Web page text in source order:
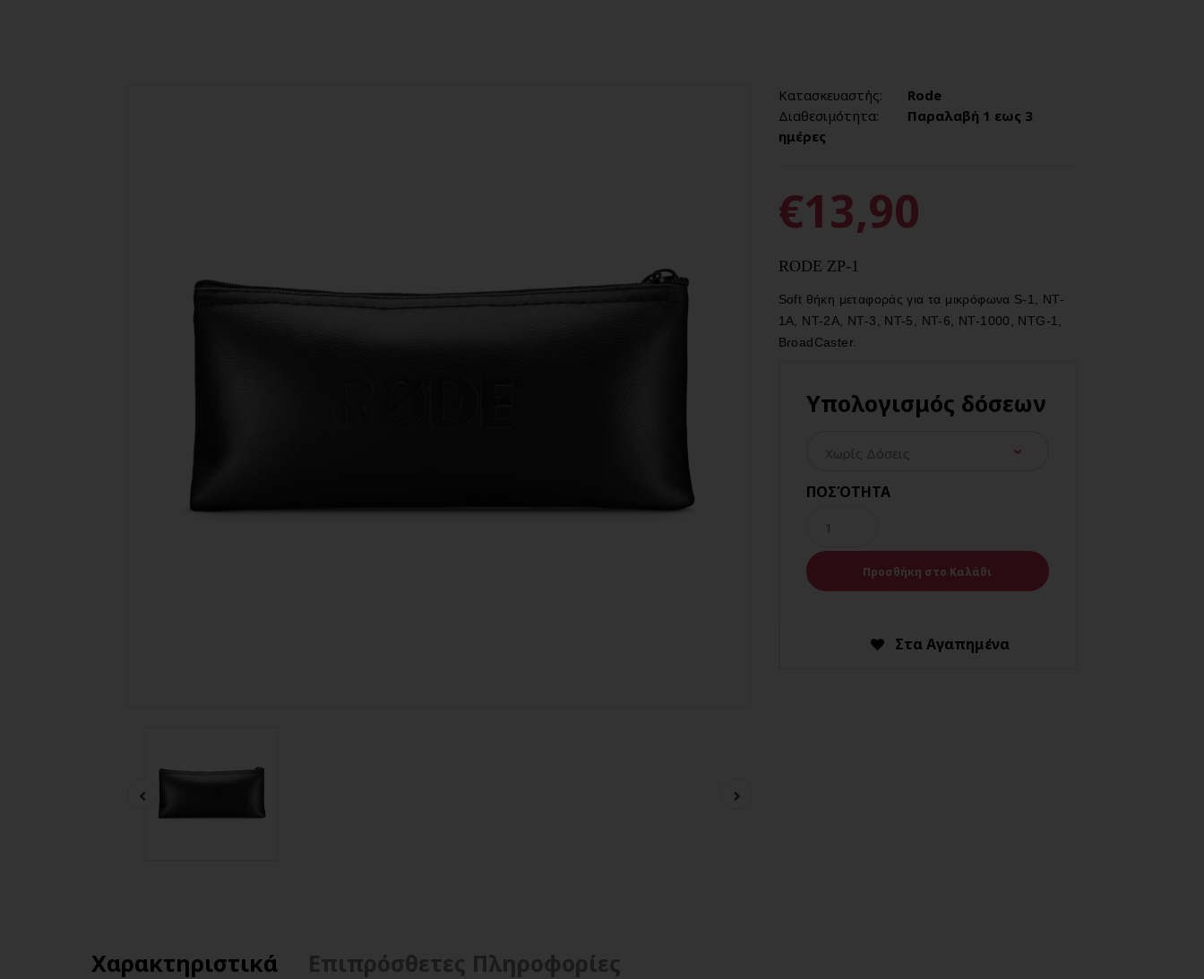
Κατασκευαστής:
Rode
Διαθεσιμότητα:
Παραλαβή 1 εως 3
ημέρες
€13,90
RODE ZP-1
Soft θήκη μεταφοράς για τα μικρόφωνα S-1, NT-
1A, NT-2A, NT-3, NT-5, NT-6, NT-1000, NTG-1,
BroadCaster.
Υπολογισμός δόσεων
ΠΟΣΌΤΗΤΑ
Στα Αγαπημένα
Χαρακτηριστικά Επιπρόσθετες Πληροφορίες